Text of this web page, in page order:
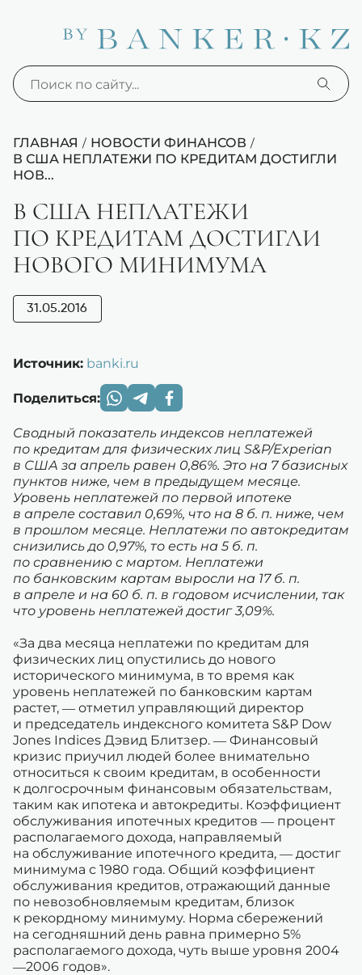
ГЛАВНАЯ / НОВОСТИ ФИНАНСОВ /
В США НЕПЛАТЕЖИ ПО КРЕДИТАМ ДОСТИГЛИ
НОВ...
В США НЕПЛАТЕЖИ
ПО КРЕДИТАМ ДОСТИГЛИ
НОВОГО МИНИМУМА
31.05.2016
Источник: banki.ru
Поделиться:
Сводный показатель индексов неплатежей
по кредитам для физических лиц S&P/Experian
в США за апрель равен 0,86%. Это на 7 базисных
пунктов ниже, чем в предыдущем месяце.
Уровень неплатежей по первой ипотеке
в апреле составил 0,69%, что на 8 б. п. ниже, чем
в прошлом месяце. Неплатежи по автокредитам
снизились до 0,97%, то есть на 5 б. п.
по сравнению с мартом. Неплатежи
по банковским картам выросли на 17 б. п.
в апреле и на 60 б. п. в годовом исчислении, так
что уровень неплатежей достиг 3,09%.
«За два месяца неплатежи по кредитам для
физических лиц опустились до нового
исторического минимума, в то время как
уровень неплатежей по банковским картам
растет, — отметил управляющий директор
и председатель индексного комитета S&P Dow
Jones Indices Дэвид Блитзер. — Финансовый
кризис приучил людей более внимательно
относиться к своим кредитам, в особенности
к долгосрочным финансовым обязательствам,
таким как ипотека и автокредиты. Коэффициент
обслуживания ипотечных кредитов — процент
располагаемого дохода, направляемый
на обслуживание ипотечного кредита, — достиг
минимума с 1980 года. Общий коэффициент
обслуживания кредитов, отражающий данные
по невозобновляемым кредитам, близок
к рекордному минимуму. Норма сбережений
на сегодняшний день равна примерно 5%
располагаемого дохода, чуть выше уровня 2004
—2006 годов».